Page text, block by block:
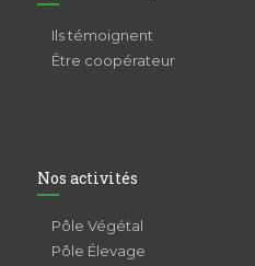
Ils témoignent
Être coopérateur
Nos activités
Pôle Végétal
Pôle Élevage